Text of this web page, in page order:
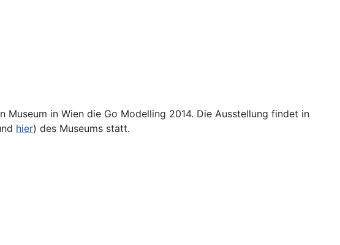
in Wien die Go Modelling 2014. Die Ausstellung findet in
hier) des Museums statt.